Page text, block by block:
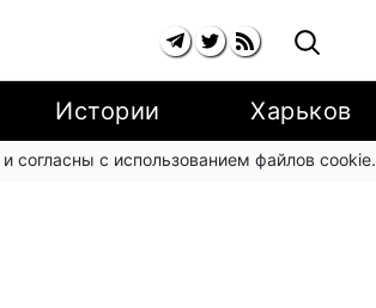
Истории Харьков
и согласны с использованием файлов cookie.